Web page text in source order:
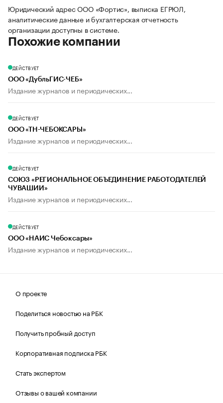
Юридический адрес ООО «Фортис», выписка ЕГРЮЛ,
аналитические данные и бухгалтерская отчетность
организации доступны в системе.
Похожие компании
ДЕЙСТВУЕТ
ООО «ДубльГИС-ЧЕБ»
Издание журналов и периодических...
ДЕЙСТВУЕТ
ООО «ТН-ЧЕБОКСАРЫ»
Издание журналов и периодических...
ДЕЙСТВУЕТ
СОЮЗ «РЕГИОНАЛЬНОЕ ОБЪЕДИНЕНИЕ РАБОТОДАТЕЛЕЙ
ЧУВАШИИ»
Издание журналов и периодических...
ДЕЙСТВУЕТ
ООО «НАИС Чебоксары»
Издание журналов и периодических...
О проекте
Поделиться новостью на РБК
Получить пробный доступ
Корпоративная подписка РБК
Стать экспертом
Отзывы о вашей компании